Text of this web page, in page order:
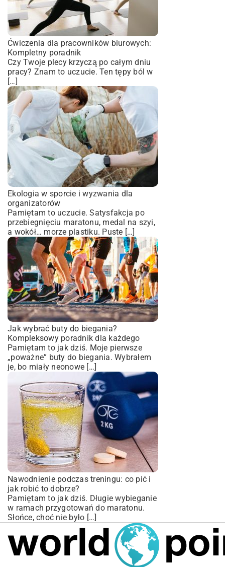
Ćwiczenia dla pracowników biurowych:
Kompletny poradnik
Czy Twoje plecy krzyczą po całym dniu
pracy? Znam to uczucie. Ten tępy ból w
[…]
Ekologia w sporcie i wyzwania dla
organizatorów
Pamiętam to uczucie. Satysfakcja po
przebiegnięciu maratonu, medal na szyi,
a wokół… morze plastiku. Puste […]
Jak wybrać buty do biegania?
Kompleksowy poradnik dla każdego
Pamiętam to jak dziś. Moje pierwsze
„poważne” buty do biegania. Wybrałem
je, bo miały neonowe […]
Nawodnienie podczas treningu: co pić i
jak robić to dobrze?
Pamiętam to jak dziś. Długie wybieganie
w ramach przygotowań do maratonu.
Słońce, choć nie było […]